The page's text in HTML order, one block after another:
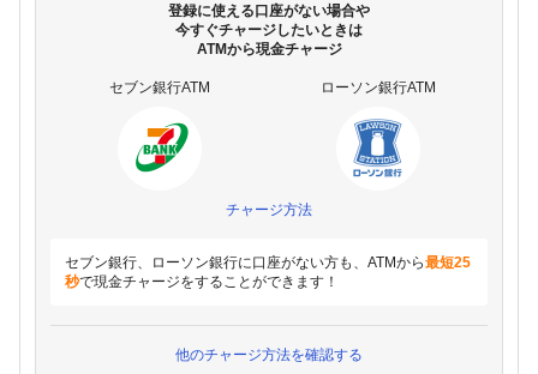
登録に使える口座がない場合や
今すぐチャージしたいときは
ATMから現金チャージ
セブン銀行ATM ローソン銀行ATM
チャージ方法
セブン銀行、ローソン銀行に口座がない方も、ATMから最短25
秒で現金チャージをすることができます！
他のチャージ方法を確認する